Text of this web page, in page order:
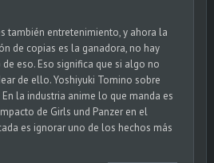
también entretenimiento, y ahora la
de copias es la ganadora, no hay
eso. Eso significa que si algo no
de ello. Yoshiyuki Tomino sobre
En la industria anime lo que manda es
de Girls und Panzer en el
es ignorar uno de los hechos más